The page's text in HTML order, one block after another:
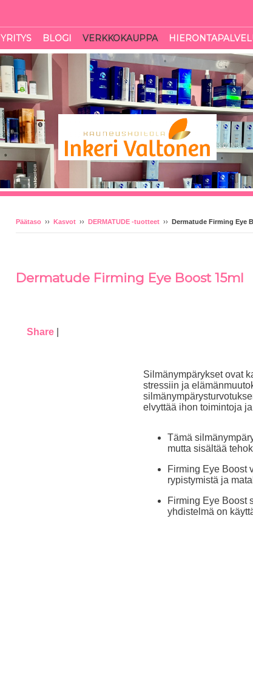
YRITYS BLOGI VERKKOKAUPPA
Päätaso ›› Kasvot ›› DERMATUDE -tuotteet ›› Dermatude Firming Eye
Dermatude Firming Eye Boost 15ml
Share
Silmänympärykset ovat
stressiin ja
elvyttää ihon toimintoja
Tämä
mutta sisältää
Firming Eye Boost
rypistymistä ja
Firming Eye Boost
yhdistelmä on